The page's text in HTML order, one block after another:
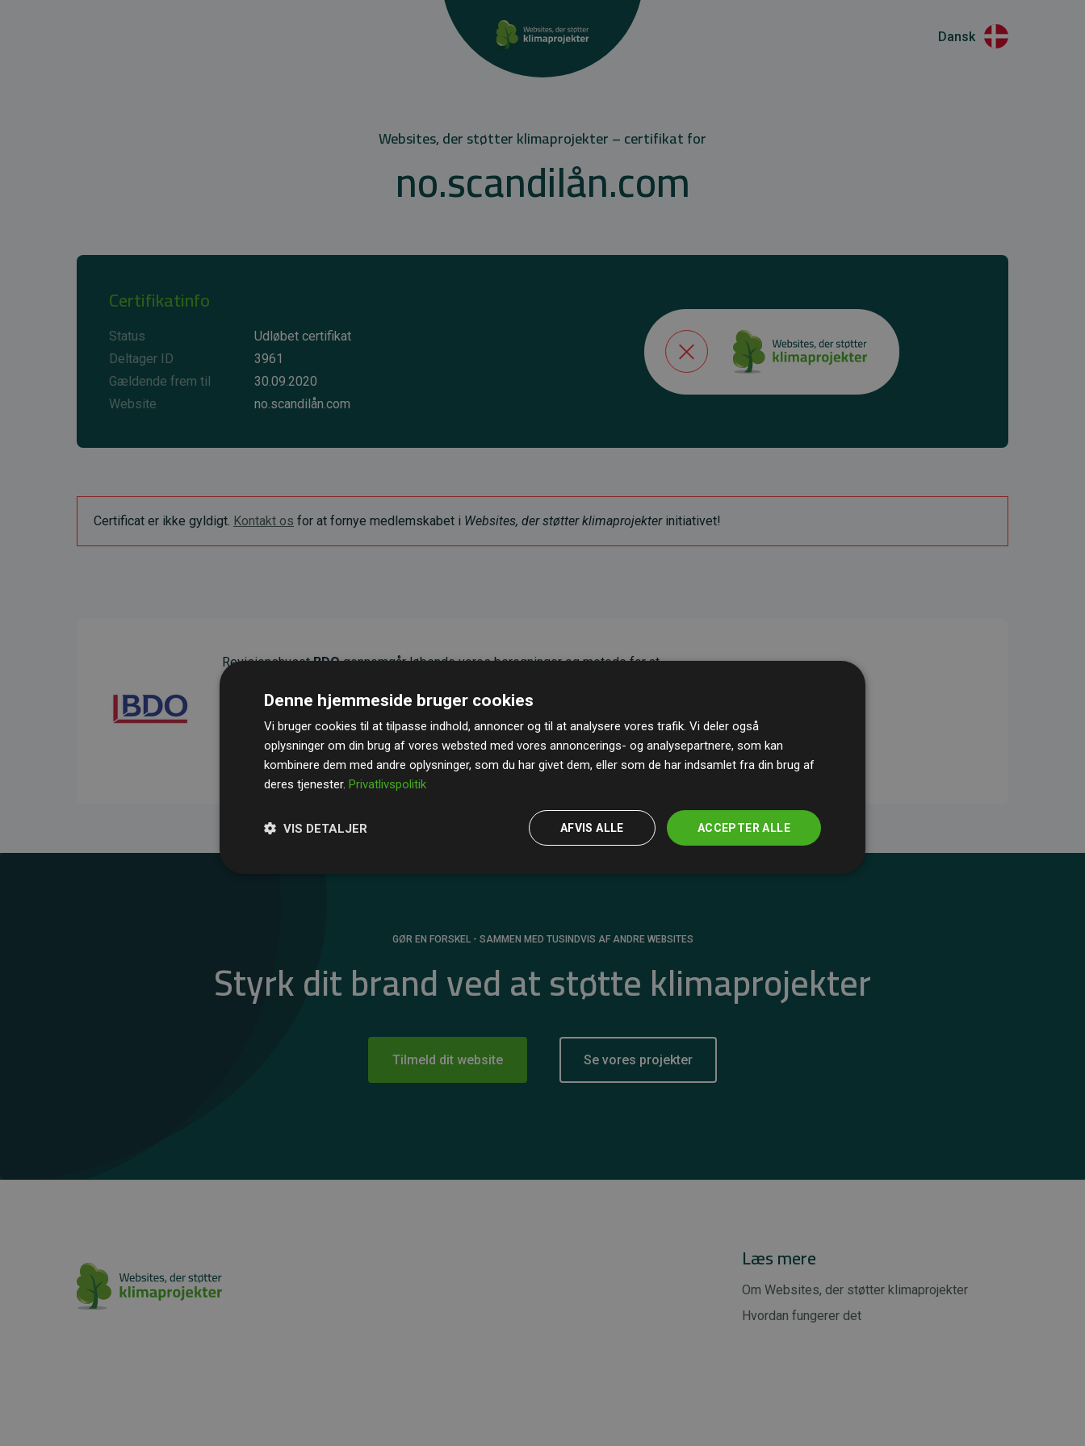
Dansk
Websites, der støtter klimaprojekter – certifikat for
no.scandilån.com
Certifikatinfo
Status
Udløbet certifikat
Deltager ID
3961
Gældende frem til
30.09.2020
Website
no.scandilån.com
Certificat er ikke gyldigt. Kontakt os for at fornye medlemskabet i Websites, der støtter klimaprojekterinitiativet!
RevisionshusetBDOgennemgår løbende vores beregninger og metode for at
gennemsnit kompenserer for
200% af medlemmernes websites estimerede
CO₂-udledninger .
GØR EN FORSKEL - SAMMEN MED TUSINDVIS AF ANDRE WEBSITES
Styrk dit brand ved at støtte klimaprojekter
Tilmeld dit website Se vores projekter
Læs mere
Om Websites, der støtter klimaprojekter
Hvordan fungerer det
Denne hjemmeside bruger cookies
Vi bruger cookies til at tilpasse indhold, annoncer og til at analysere vores trafik. Vi deler også
oplysninger om din brug af vores websted med vores annoncerings- og analysepartnere, som kan
kombinere dem med andre oplysninger, som du har givet dem, eller som de har indsamlet fra din brug af
deres tjenester. Privatlivspolitik
ACCEPTER ALLE
AFVIS ALLE
VIS DETALJER